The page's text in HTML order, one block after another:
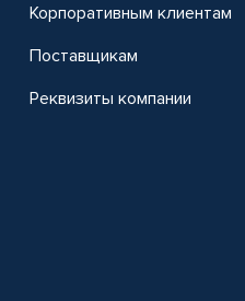
Корпоративным клиентам
Поставщикам
Реквизиты компании